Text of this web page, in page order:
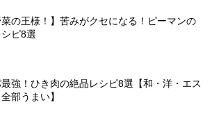
菜の王様！】苦みがクセになる！ピーマンの
ピ8選
最強！ひき肉の絶品レシピ8選【和・洋・エス
部うまい】